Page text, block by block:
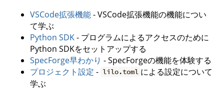
VSCode拡張機能- VSCode拡張機能の機能につい
て学ぶ
Python SDK- プログラムによるアクセスのために
Python SDKをセットアップする
SpecForge早わかり - SpecForgeの機能を体験する
プロジェクト設定 - lilo.toml による設定について
学ぶ